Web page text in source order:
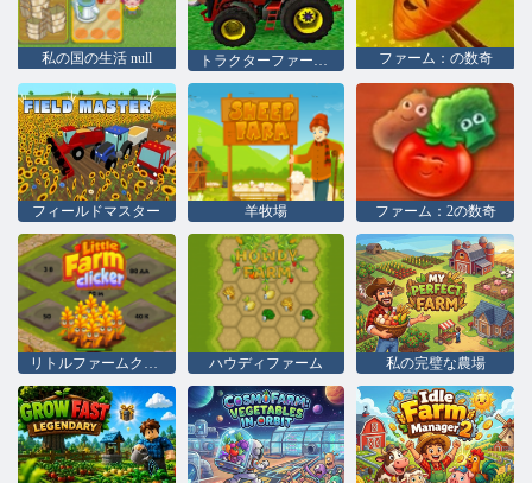
私の国の生活 null ファーム：の数奇
フィールドマスター 羊牧場 ファーム：2の数奇
ハウディファーム 私の完璧な農場